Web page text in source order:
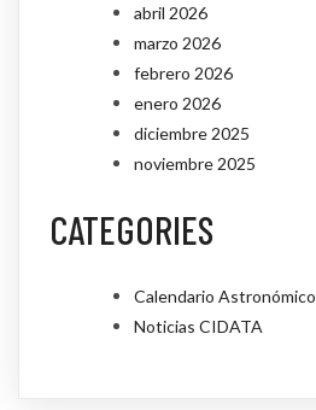
abril 2026
marzo 2026
febrero 2026
enero 2026
diciembre 2025
noviembre 2025
CATEGORIES
Calendario Astronómico
Noticias CIDATA